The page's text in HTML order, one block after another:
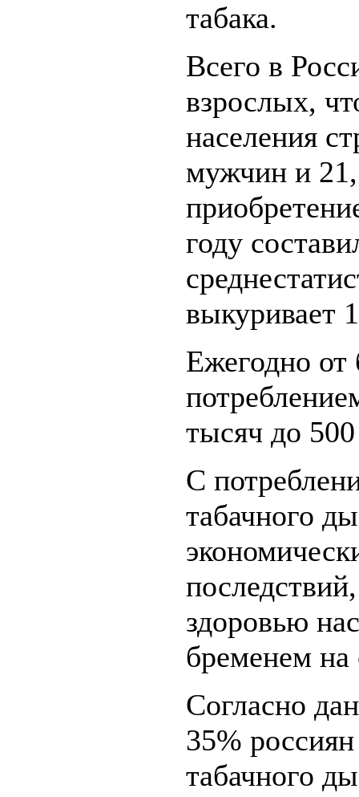
табака.
Всего в
взрослых,
населения
мужчин и
году
выкуривает
Ежегодно от
тысяч до
С
табачного
здоровью
бременем на
Согласно
35%
табачного